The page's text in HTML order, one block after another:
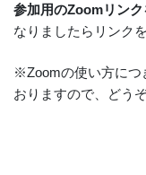
参加用のZoomリン
なりましたらリンク
※Zoomの使い方につ
おりますので、どう